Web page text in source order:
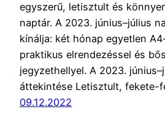
egyszerű, letisztult és
naptár. A 2023. június–július
kínálja: két hónap egyetlen
praktikus elrendezéssel és
jegyzethellyel. A 2023.
áttekintése Letisztult, fekete-
09.12.2022